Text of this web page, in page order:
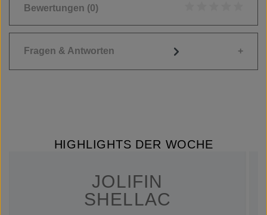
Bewertungen (0)
Fragen & Antworten
HIGHLIGHTS DER WOCHE
JOLIFIN
SHELLAC